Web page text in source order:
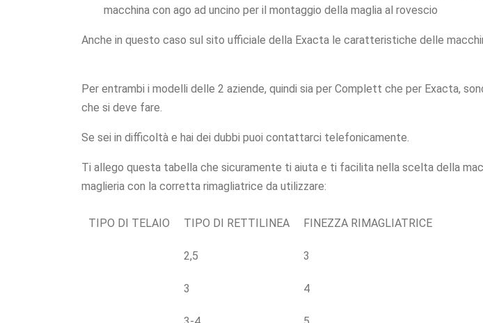
macchina con ago ad uncino per il montaggio della maglia al rovescio
Anche in questo caso sul sito ufficiale della Exacta le caratteristiche delle
Per entrambi i modelli delle 2 aziende, quindi sia per Complett che per Exacta,
che si deve fare.
Se sei in difficoltà e hai dei dubbi puoi contattarci telefonicamente.
Ti allego questa tabella che sicuramente ti aiuta e ti facilita nella scelta della
maglieria con la corretta rimagliatrice da utilizzare:
TIPO DI TELAIO TIPO DI RETTILINEA FINEZZA RIMAGLIATRICE
2,5 3
3 4